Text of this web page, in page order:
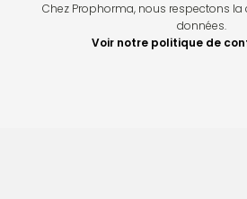
Chez Prophorma, nous respectons
données.
Voir notre politique de